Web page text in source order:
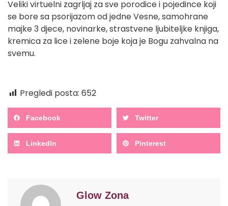
Veliki virtuelni zagrljaj za sve porodice i pojedince koji
se bore sa psorijazom od jedne Vesne, samohrane
majke 3 djece, novinarke, strastvene ljubiteljke knjiga,
kremica za lice i zelene boje koja je Bogu zahvalna na
svemu.
Pregledi posta: 652
Facebook Twitter
LinkedIn Pinterest
Glow Zona